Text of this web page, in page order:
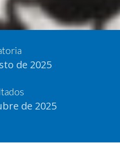
de 2025
de 2025